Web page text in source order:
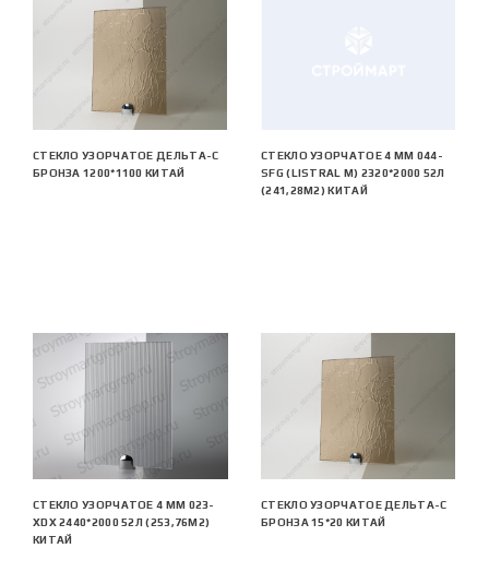
СТЕКЛО УЗОРЧАТОЕ ДЕЛЬТА-С
БРОНЗА 1200*1100 КИТАЙ
СТЕКЛО УЗОРЧАТОЕ 4 MM 044-
SFG (LISTRAL M) 2320*2000 52Л
(241,28М2) КИТАЙ
СТЕКЛО УЗОРЧАТОЕ 4 MM 023-
XDX 2440*2000 52Л (253,76М2)
КИТАЙ
СТЕКЛО УЗОРЧАТОЕ ДЕЛЬТА-С
БРОНЗА 15*20 КИТАЙ